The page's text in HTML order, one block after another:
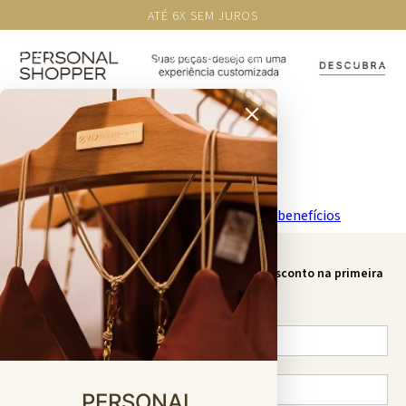
ATÉ 6X SEM JUROS
Newsletter
Receba nossas novidades eganhe 10% de desconto na primeira
compra. Não cumulativo com outras ações.